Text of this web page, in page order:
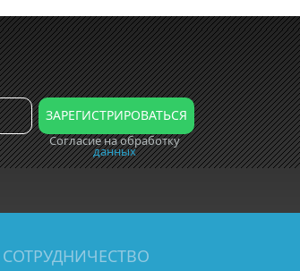
Согласие на обработку
данных
СОТРУДНИЧЕСТВО